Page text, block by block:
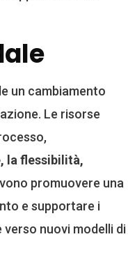
un cambiamento
Le risorse
la flessibilità,
promuovere una
e supportare i
nuovi modelli di